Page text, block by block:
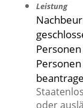
Leistung
oder